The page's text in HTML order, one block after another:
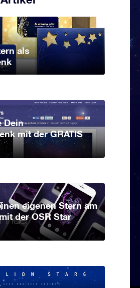
als
Dein
mit der GRATIS
eigenen Stern am
der OSR Star